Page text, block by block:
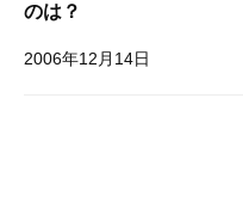
のは？
2006年12月14日